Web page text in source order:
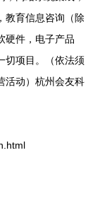
教育信息咨询（除
硬件，电子产品
切项目。（依法须
活动）杭州会友科